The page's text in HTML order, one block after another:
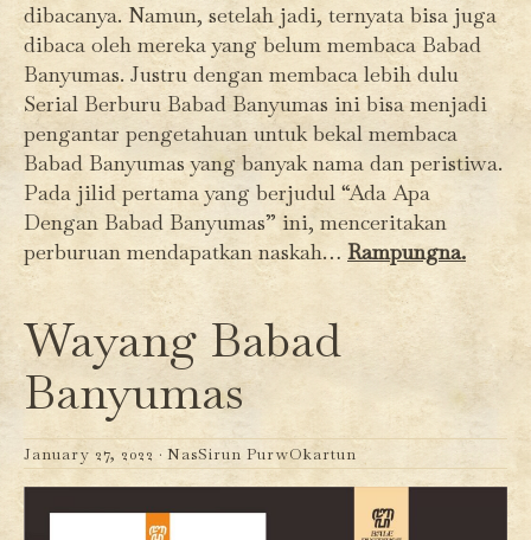
dibacanya. Namun, setelah jadi, ternyata bisa juga
dibaca oleh mereka yang belum membaca Babad
Banyumas. Justru dengan membaca lebih dulu
Serial Berburu Babad Banyumas ini bisa menjadi
pengantar pengetahuan untuk bekal membaca
Babad Banyumas yang banyak nama dan peristiwa.
Pada jilid pertama yang berjudul “Ada Apa
Dengan Babad Banyumas” ini, menceritakan
perburuan mendapatkan naskah… Rampungna.
Wayang Babad
Banyumas
January 27, 2022 · NasSirun PurwOkartun